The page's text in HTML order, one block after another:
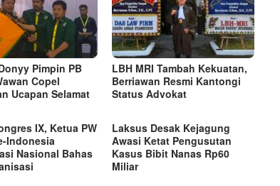
Pimpin PB
Copel
Ucapan Selamat
LBH MRI Tambah Kekuatan,
Berriawan Resmi Kantongi
Status Advokat
IX, Ketua PW
Indonesia
Nasional Bahas
Laksus Desak Kejagung
Awasi Ketat Pengusutan
Kasus Bibit Nanas Rp60
Miliar